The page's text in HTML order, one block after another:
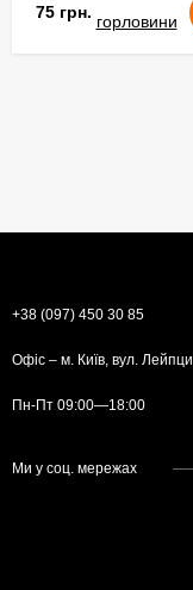
75 грн.
+38 (097) 450 30 85
Офіс – м. Київ, вул.
Пн-Пт 09:00—18:00
Ми у соц. мережах